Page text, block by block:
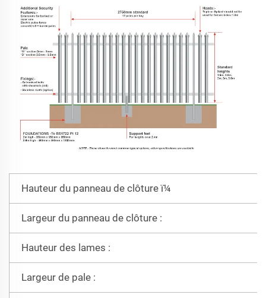
Hauteur du panneau de clôture ï¼
Largeur du panneau de clôture :
Hauteur des lames :
Largeur de pale :